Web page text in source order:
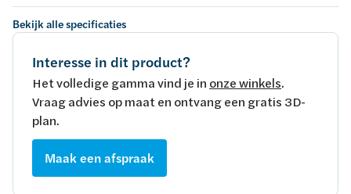
Bekijk alle specificaties
Interesse in dit product?
Het volledige gamma vind je in onze winkels.
Vraag advies op maat en ontvang een gratis 3D-
plan.
Maak een afspraak